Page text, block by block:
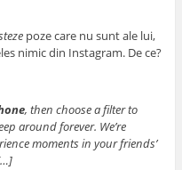
poze care nu sunt ale lui,
nimic din Instagram. De ce?
, then choose a filter to
around forever. We’re
moments in your friends’